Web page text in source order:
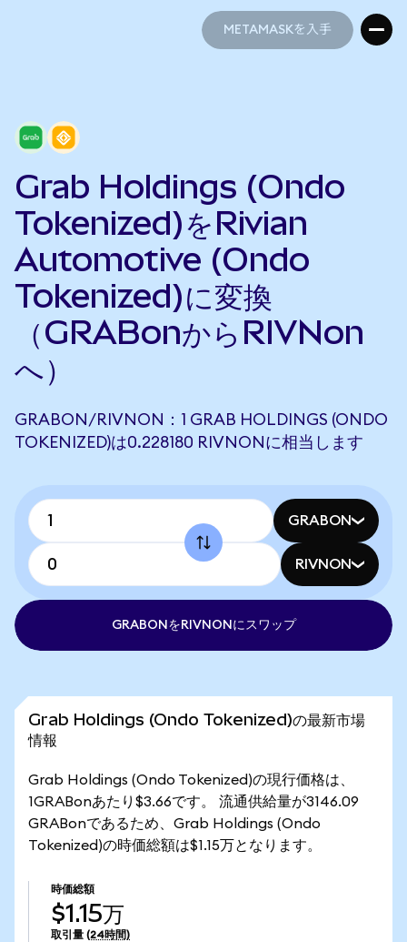
METAMASKを入手
Grab Holdings (Ondo
Tokenized)をRivian
Automotive (Ondo
Tokenized)に変換
（GRABonからRIVNon
へ）
GRABON/RIVNON：1 GRAB HOLDINGS (ONDO
TOKENIZED)は0.228180 RIVNONに相当します
GRABON
RIVNON
GRABONをRIVNONにスワップ
Grab Holdings (Ondo Tokenized)の最新市場
情報
Grab Holdings (Ondo Tokenized)の現行価格は、
1GRABonあたり$3.66です。 流通供給量が3146.09
GRABonであるため、Grab Holdings (Ondo
Tokenized)の時価総額は$1.15万となります。
時価総額
$1.15万
取引量 (24時間)